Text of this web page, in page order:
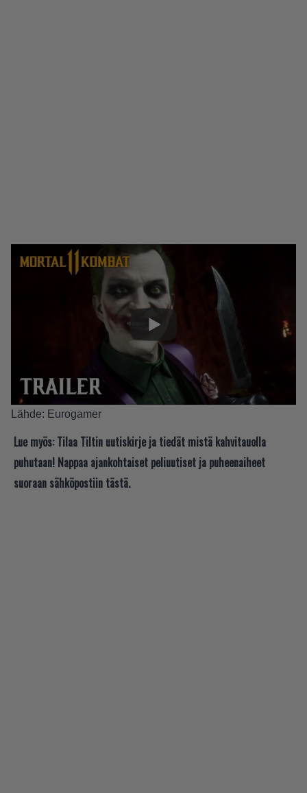
Lähde: Eurogamer
Lue myös: Tilaa Tiltin uutiskirje ja tiedät mistä kahvitauolla
puhutaan! Nappaa ajankohtaiset peliuutiset ja puheenaiheet
suoraan sähköpostiin tästä.